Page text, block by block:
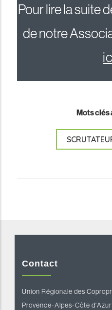
Pour lire la suite
de notre
Mots clés
Contact
Union Régionale des
Provence-Alpes-Côte
reddit downloaderColoriage